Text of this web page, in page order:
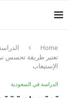
Home
تعتبر طريقة تحسس
الإستيعاب
الدراسة في السعودية